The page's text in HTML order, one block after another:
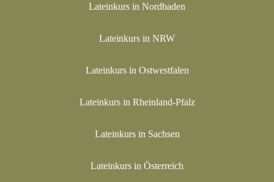
Lateinkurs in Nordbaden
Lateinkurs in NRW
Lateinkurs in Ostwestfalen
Lateinkurs in Rheinland-Pfalz
Lateinkurs in Sachsen
Lateinkurs in Österreich